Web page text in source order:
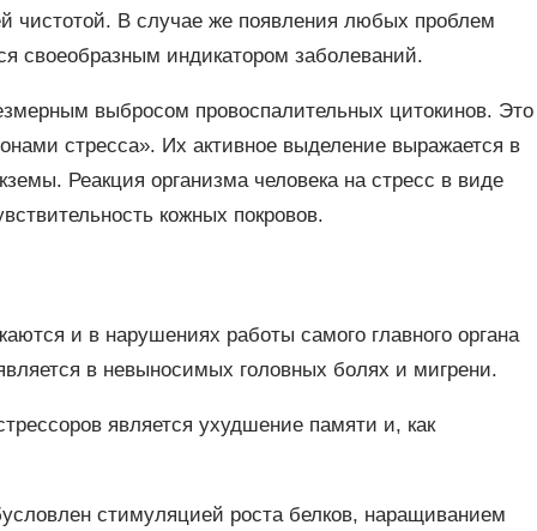
чистотой. В случае же появления любых проблем
своеобразным индикатором заболеваний.
выбросом провоспалительных цитокинов. Это
стресса». Их активное выделение выражается в
Реакция организма человека на стресс в виде
кожных покровов.
и в нарушениях работы самого главного органа
в невыносимых головных болях и мигрени.
является ухудшение памяти и, как
стимуляцией роста белков, наращиванием